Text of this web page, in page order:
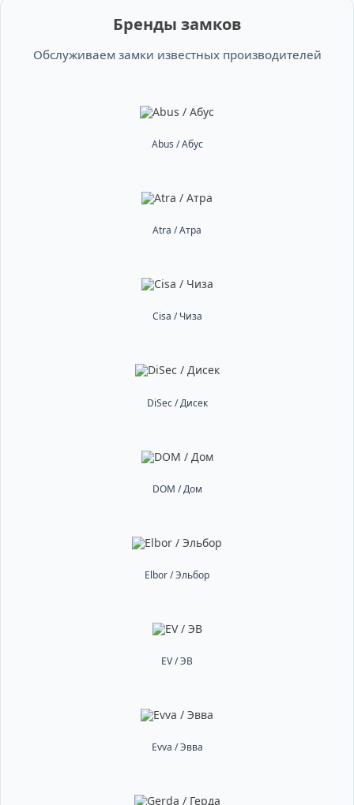
Бренды замков
Обслуживаем замки известных производителей
Abus / Абус
Atra / Атра
Cisa / Чиза
DiSec / Дисек
DOM / Дом
Elbor / Эльбор
EV / ЭВ
Evva / Эвва